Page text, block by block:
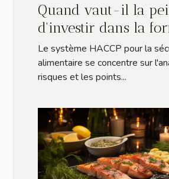
Quand vaut-il la
d'investir dans la
HACCP des
Le système HACCP pour la
alimentaire se concentre sur
risques et les points...